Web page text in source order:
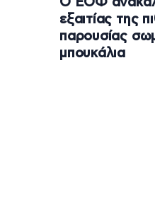
Ο ΕΟΦ
εξαιτίας της
παρουσίας
μπουκάλια